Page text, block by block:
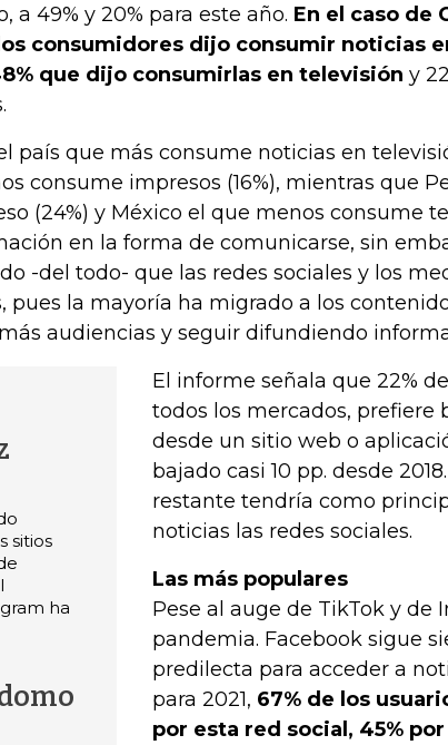
a 49% y 20% para este año. En el caso de
consumidores dijo consumir noticias
que dijo consumirlas en televisión y
país que más consume noticias en
consume impresos (16%), mientras que
(24%) y México el que menos consume
en la forma de comunicarse, sin
-del todo- que las redes sociales y los
pues la mayoría ha migrado a los
audiencias y seguir difundiendo
sitios
ha
El informe señala que 22%
todos los mercados, prefiere
desde un sitio web o
bajado casi 10 pp. desde
restante tendría como
noticias las redes sociales.
Las más populares
Pese al auge de TikTok y de
pandemia. Facebook sigue
predilecta para acceder a
para 2021, 67% de los
por esta red social, 45%